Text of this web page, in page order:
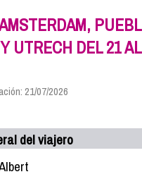
UTRECH DEL 21
21/07/2026
del viajero